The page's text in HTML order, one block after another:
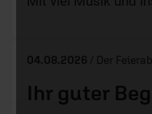
04.08.2026 / Der
Ihr guter